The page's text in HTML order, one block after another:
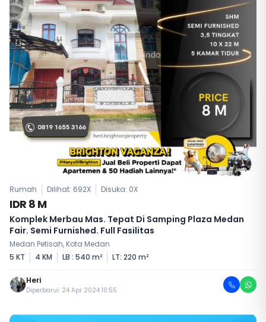
Rumah Dilihat: 692X Disuka: 0X
IDR 8 M
Komplek Merbau Mas. Tepat Di Samping Plaza Medan
Fair. Semi Furnished. Full Fasilitas
Medan Petisah, Kota Medan
5 KT
4 KM LB : 540 m² LT: 220 m²
Heri
Diperbarui: 24 Apr 2024 10:55